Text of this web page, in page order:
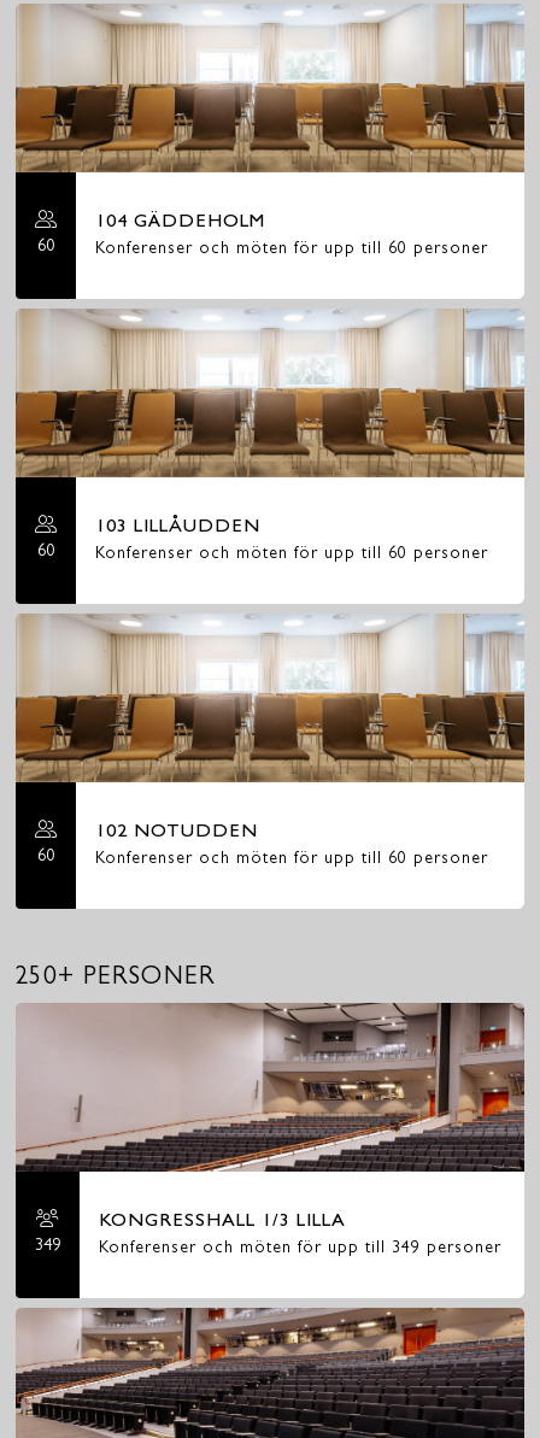
60
104 GÄDDEHOLM
Konferenser och möten för upp till 60 personer
60
103 LILLÅUDDEN
Konferenser och möten för upp till 60 personer
60
102 NOTUDDEN
Konferenser och möten för upp till 60 personer
250+ PERSONER
349
KONGRESSHALL 1/3 LILLA
Konferenser och möten för upp till 349 personer